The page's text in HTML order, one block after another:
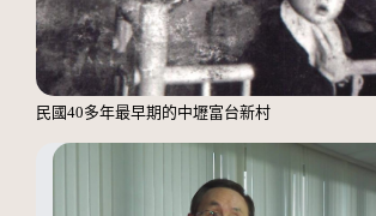
民國40多年最早期的中壢富台新村